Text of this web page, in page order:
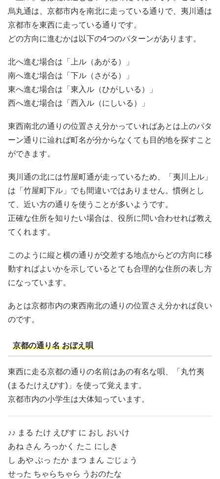
烏丸通は、京都市内を南北に走っている通りで、夷川通は
京都市を東西に走っている通りです。
どの方向に進むかは以下の4つのパターンがあります。
北へ進む場合は「上ル（あがる）」
南へ進む場合は「下ル（さがる）」
東へ進む場合は「東入ル（ひがしいる）」
西へ進む場合は「西入ル（にしいる）」
東西南北の通りの位置さえ分かっていればあとは上のパタ
ーン通りに辿れば町名が分からなくても目的地を探すこと
ができます。
夷川通の北には竹屋町通が走っているため、「夷川上ル」
は「竹屋町下ル」でも間違いではありません。慣例とし
て、近い方の通りを使うことが多いようです。
正確な住所を知りたい場合は、役所に問い合わせれば教え
てくれます。
このように縦と横の通りが交差する地点からどの方向に移
動すればよいかを示しているとても合理的な住所の表し方
になっています。
あとは京都市内の東西南北の通りの位置さえ分かれば良い
のです。
京都の通り名 おぼえ唄
東西に走る京都の通りの名前はあの有名な唄、「丸竹夷
(まるたけえびす)」を使って覚えます。
京都市内の小学生は大体知っています。
♪♪ まる たけ えびす に おし おいけ
あね さん ろっかく たこ にしき
し あや ぶっ たか まつ まん ごじょう
せった ちゃらちゃら うおのたな